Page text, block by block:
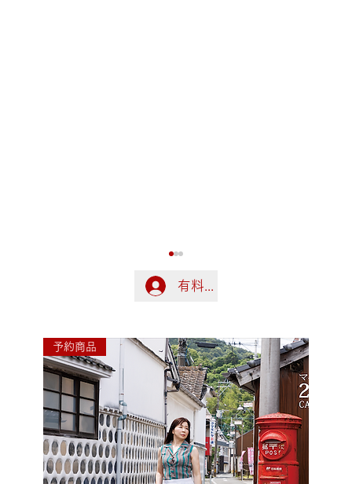
ログイン
有料会員の方はこちらでロ
予約商品
令和8年熊本地震に